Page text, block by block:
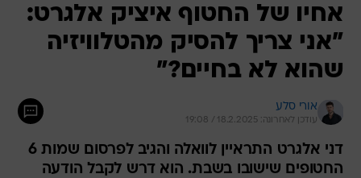
אחיו של החטוף איציק אלגרט:
"אני צריך להסיק מהטלוויזיה
שהוא לא בחיים?"
אורי סלע
עודכן לאחרונה: 18.2.2025 / 19:08
דני אלגרט התראיין לוואלה והגיב לפרסום שמות 6
החטופים שישובו בשבת. הוא דרש לקבל הודעה